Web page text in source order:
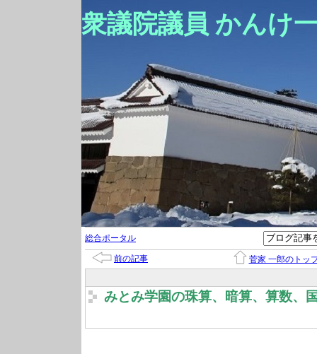
衆議院議員 かんけ
総合ポータル
前の記事 菅家 一郎のトッ
みとみ学園の珠算、暗算、算数、